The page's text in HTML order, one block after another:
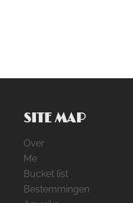
SITE MAP
Over
Me
Bucket list
Bestemmingen